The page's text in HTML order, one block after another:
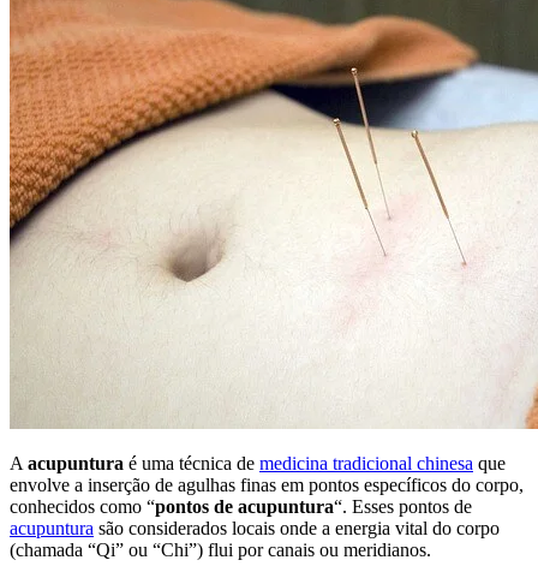
A acupuntura é uma técnica de medicina tradicional chinesa que
envolve a inserção de agulhas finas em pontos específicos do corpo,
conhecidos como “pontos de acupuntura“. Esses pontos de
acupuntura são considerados locais onde a energia vital do corpo
(chamada “Qi” ou “Chi”) flui por canais ou meridianos.